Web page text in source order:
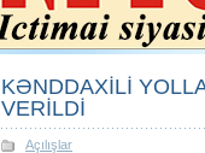
KƏNDDAXİLİ
VERİLDİ
Açılışlar